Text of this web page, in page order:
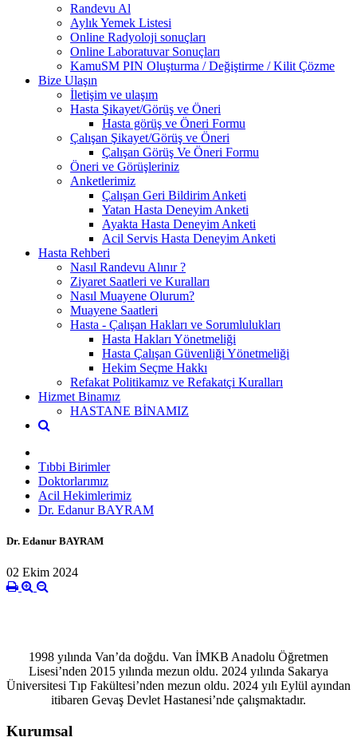
Randevu Al
Aylık Yemek Listesi
Online Radyoloji sonuçları
Online Laboratuvar Sonuçları
KamuSM PIN Oluşturma / Değiştirme / Kilit Çözme
Bize Ulaşın
İletişim ve ulaşım
Hasta Şikayet/Görüş ve Öneri
Hasta görüş ve Öneri Formu
Çalışan Şikayet/Görüş ve Öneri
Çalışan Görüş Ve Öneri Formu
Öneri ve Görüşleriniz
Anketlerimiz
Çalışan Geri Bildirim Anketi
Yatan Hasta Deneyim Anketi
Ayakta Hasta Deneyim Anketi
Acil Servis Hasta Deneyim Anketi
Hasta Rehberi
Nasıl Randevu Alınır ?
Ziyaret Saatleri ve Kuralları
Nasıl Muayene Olurum?
Muayene Saatleri
Hasta - Çalışan Hakları ve Sorumlulukları
Hasta Hakları Yönetmeliği
Hasta Çalışan Güvenliği Yönetmeliği
Hekim Seçme Hakkı
Refakat Politikamız ve Refakatçi Kuralları
Hizmet Binamız
HASTANE BİNAMIZ
Tıbbi Birimler
Doktorlarımız
Acil Hekimlerimiz
Dr. Edanur BAYRAM
Dr. Edanur BAYRAM
02 Ekim 2024
1998 yılında Van’da doğdu. Van İMKB Anadolu Öğretmen
Lisesi’nden 2015 yılında mezun oldu. 2024 yılında Sakarya
Üniversitesi Tıp Fakültesi’nden mezun oldu. 2024 yılı Eylül ayından
itibaren Gevaş Devlet Hastanesi’nde çalışmaktadır.
Kurumsal